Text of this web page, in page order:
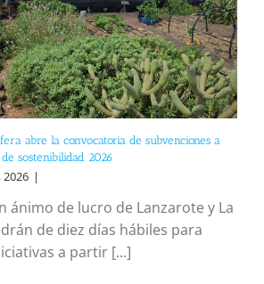
abre la convocatoria de subvenciones a
sostenibilidad 2026
2026 |
ánimo de lucro de Lanzarote y La
de diez días hábiles para
a partir [...]